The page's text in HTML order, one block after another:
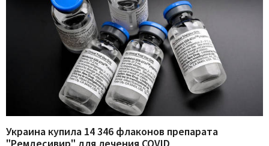
Украина купила 14 346 флаконов препарата